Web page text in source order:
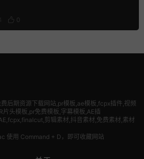
0
后期资源下载网站,pr模板,ae模板,fcpx插件,视频
片头模板,pr免费模板,字幕模板,AE插
剪辑素材,抖音素材,免费素材,素材
使用 Command + D，即可收藏网站